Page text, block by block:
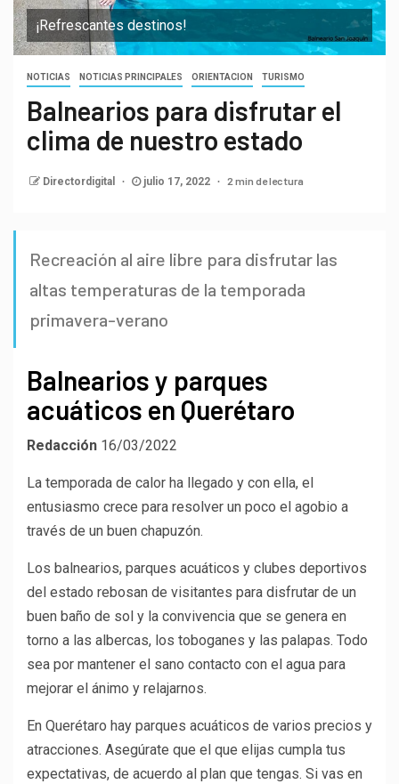
¡Refrescantes destinos!
NOTICIAS NOTICIAS PRINCIPALES ORIENTACION TURISMO
Balnearios para disfrutar el
clima de nuestro estado
Directordigital julio 17, 2022 2 min de lectura
Recreación al aire libre para disfrutar las
altas temperaturas de la temporada
primavera-verano
Balnearios y parques
acuáticos en Querétaro
Redacción 16/03/2022
La temporada de calor ha llegado y con ella, el
entusiasmo crece para resolver un poco el agobio a
través de un buen chapuzón.
Los balnearios, parques acuáticos y clubes deportivos
del estado rebosan de visitantes para disfrutar de un
buen baño de sol y la convivencia que se genera en
torno a las albercas, los toboganes y las palapas. Todo
sea por mantener el sano contacto con el agua para
mejorar el ánimo y relajarnos.
En Querétaro hay parques acuáticos de varios precios y
atracciones. Asegúrate que el que elijas cumpla tus
expectativas, de acuerdo al plan que tengas. Si vas en